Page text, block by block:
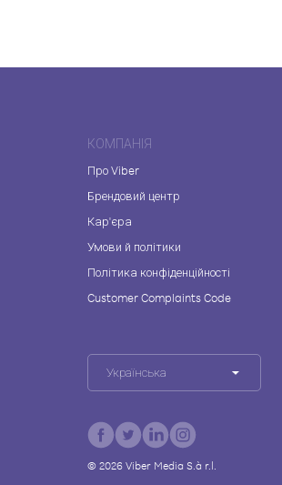
КОМПАНІЯ
Про Viber
Брендовий центр
Кар'єра
Умови й політики
Політика конфіденційності
Customer Complaints Code
Українська
© 2026Viber Media S.à r.l.